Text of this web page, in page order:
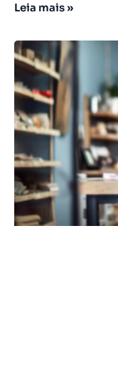
Leia mais »